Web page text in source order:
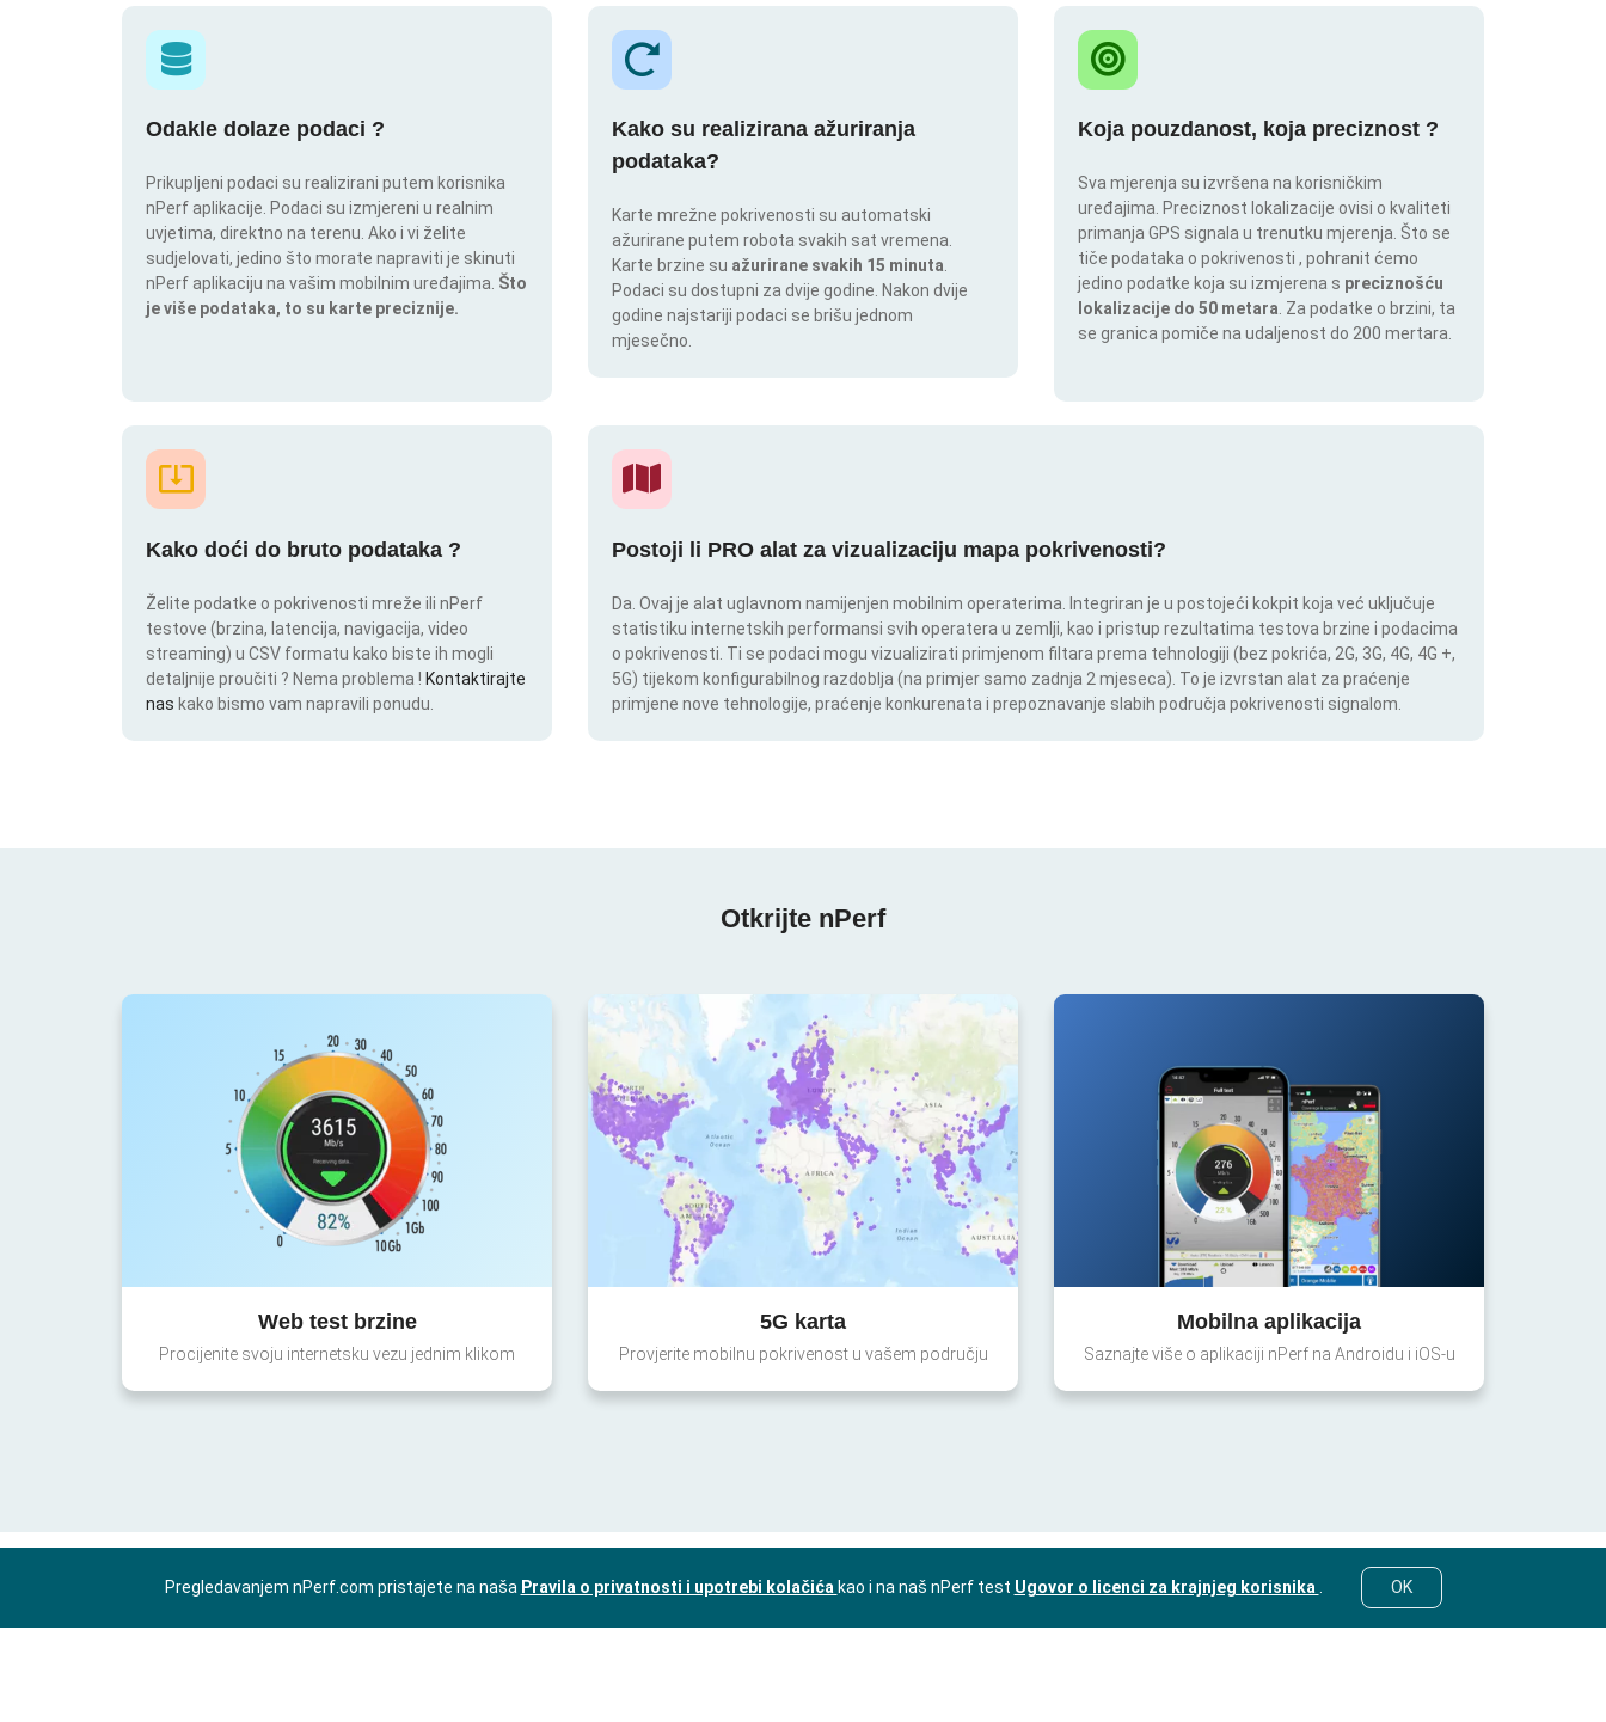
Odakle dolaze podaci ?
Prikupljeni podaci su realizirani putem korisnika
nPerf aplikacije. Podaci su izmjereni u realnim
uvjetima, direktno na terenu. Ako i vi želite
sudjelovati, jedino što morate napraviti je skinuti
nPerf aplikaciju na vašim mobilnim uređajima. Što
je više podataka, to su karte preciznije.
Kako su realizirana ažuriranja
podataka?
Karte mrežne pokrivenosti su automatski
ažurirane putem robota svakih sat vremena.
Karte brzine su ažurirane svakih 15 minuta
Podaci su dostupni za dvije godine. Nakon dvije
godine najstariji podaci se brišu jednom
mjesečno.
Koja pouzdanost, koja preciznost ?
Sva mjerenja su izvršena na korisničkim
uređajima. Preciznost lokalizacije ovisi o kvaliteti
primanja GPS signala u trenutku mjerenja. Što se
tiče podataka o pokrivenosti , pohranit ćemo
jedino podatke koja su izmjerena s preciznošću
lokalizacije do 50 metara . Za podatke o brzini, ta
se granica pomiče na udaljenost do 200 mertara.
Kako doći do bruto podataka ?
Želite podatke o pokrivenosti mreže ili nPerf
testove (brzina, latencija, navigacija, video
streaming) u CSV formatu kako biste ih mogli
detaljnije proučiti ? Nema problema ! Kontaktirajte
nas kako bismo vam napravili ponudu.
Postoji li PRO alat za vizualizaciju mapa pokrivenosti?
Da. Ovaj je alat uglavnom namijenjen mobilnim operaterima. Integriran je u postojeći kokpit koja već uključuje
statistiku internetskih performansi svih operatera u zemlji, kao i pristup rezultatima testova brzine i podacima
o pokrivenosti. Ti se podaci mogu vizualizirati primjenom filtara prema tehnologiji (bez pokrića, 2G, 3G, 4G, 4G +,
5G) tijekom konfigurabilnog razdoblja (na primjer samo zadnja 2 mjeseca). To je izvrstan alat za praćenje
primjene nove tehnologije, praćenje konkurenata i prepoznavanje slabih područja pokrivenosti signalom.
Otkrijte nPerf
Web test brzine
Procijenite svoju internetsku vezu jednim klikom
5G karta
Provjerite mobilnu pokrivenost u vašem području
Mobilna aplikacija
Saznajte više o aplikaciji nPerf na Androidu i iOS-u
Pregledavanjem nPerf.com pristajete na naša Pravila o privatnosti i upotrebi kolačića kao i na naš nPerf test Ugovor o licenci za krajnjeg korisnika OK